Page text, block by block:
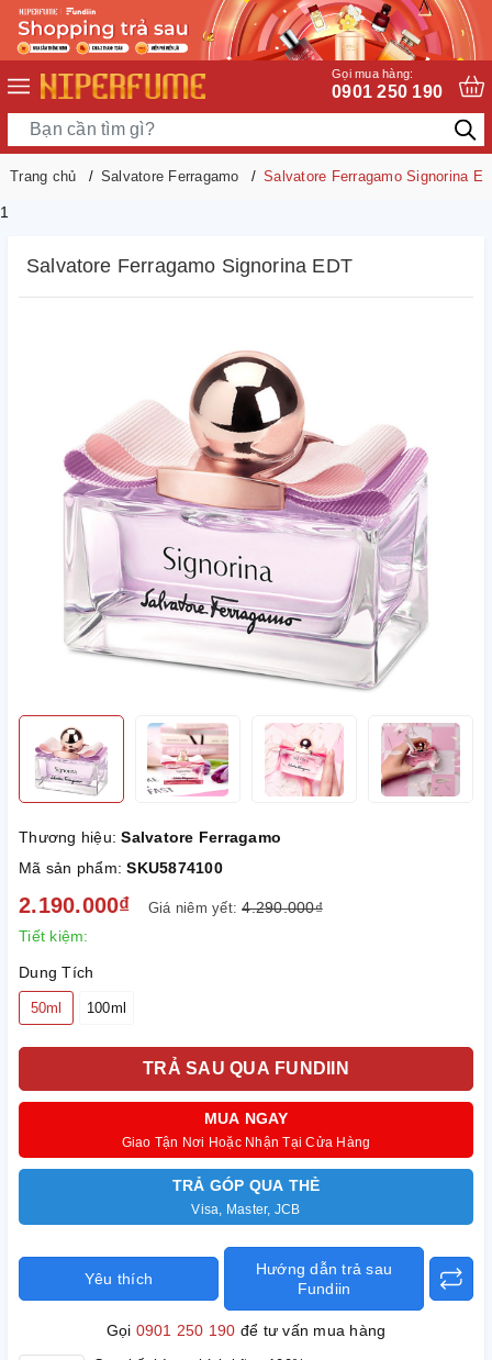
Gọi mua hàng:
0901 250 190
Trang chủ Salvatore Ferragamo Salvatore Ferragamo Signorina
1
Salvatore Ferragamo Signorina EDT
Thương hiệu:Salvatore Ferragamo
Mã sản phẩm:SKU5874100
2.190.000₫ Giá niêm yết:4.290.000₫
Tiết kiệm:
Dung Tích
50ml 100ml
TRẢ SAU QUA FUNDIIN
MUA NGAY
Giao Tận Nơi Hoặc Nhận Tại Cửa Hàng
TRẢ GÓP QUA THẺ
Visa, Master, JCB
Yêu thích
Hướng dẫn trả sau
Fundiin
Gọi 0901 250 190 để tư vấn mua hàng